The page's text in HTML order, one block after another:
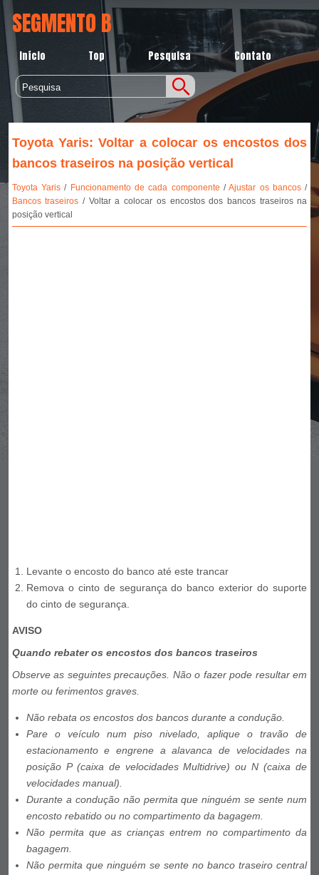
SEGMENTO B
Início Top Pesquisa Contato
Toyota Yaris: Voltar a colocar os encostos dos
bancos traseiros na posição vertical
Toyota Yaris/ Funcionamento de cada componente /Ajustar os bancos /
Bancos traseiros / Voltar a colocar os encostos dos bancos traseiros na
posição vertical
Levante o encosto do banco até este trancar
Remova o cinto de segurança do banco exterior do suporte
do cinto de segurança.
AVISO
Quando rebater os encostos dos bancos traseiros
Observe as seguintes precauções. Não o fazer pode resultar em
morte ou ferimentos graves.
Não rebata os encostos dos bancos durante a condução.
Pare o veículo num piso nivelado, aplique o travão de
estacionamento e engrene a alavanca de velocidades na
posição P (caixa de velocidades Multidrive) ou N (caixa de
velocidades manual).
Durante a condução não permita que ninguém se sente num
encosto rebatido ou no compartimento da bagagem.
Não permita que as crianças entrem no compartimento da
bagagem.
Não permita que ninguém se sente no banco traseiro central